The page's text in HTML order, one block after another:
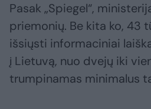
Pasak „Spiegel“,
priemonių. Be kita ko, 43
išsiųsti informaciniai
į Lietuvą, nuo dvejų iki
trumpinamas minimalus